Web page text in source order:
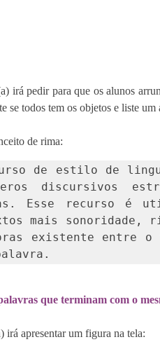
irá pedir para que os alunos
se todos tem os objetos e liste um
de rima:
de estilo de
discursivos
Esse recurso é
mais sonoridade,
existente entre
que terminam com o
irá apresentar um figura na tela: